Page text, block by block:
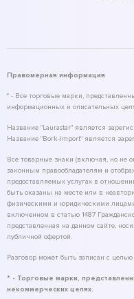
Правомерная информация
* - Все торговые марки,
информационных и описательных
Название "Laurastar" является
Название "Bork-Import" является
Все товарные знаки (включая, но не
законным правообладателям и
предоставляемых услугах в
быть оказаны на месте или в
физическими и юридическими
включенном в статью 1487
представленная на данном сайте,
публичной офертой.
Разговор может быть записан с
* - Торговые марки,
некоммерческих целях.